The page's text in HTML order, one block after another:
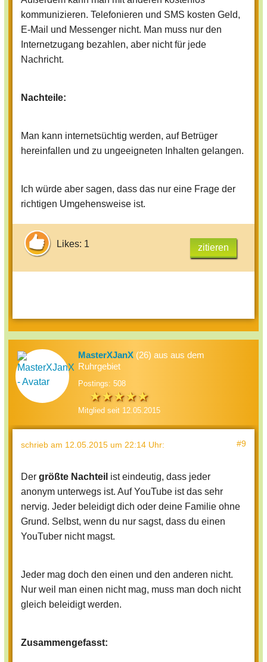
kommunizieren. Telefonieren und SMS kosten Geld,
E-Mail und Messenger nicht. Man muss nur den
Internetzugang bezahlen, aber nicht für jede
Nachricht.
Nachteile:
Man kann internetsüchtig werden, auf Betrüger
hereinfallen und zu ungeeigneten Inhalten gelangen.
Ich würde aber sagen, dass das nur eine Frage der
richtigen Umgehensweise ist.
Likes: 1 zitieren
MasterXJanX (26) aus aus dem
Ruhrgebiet
Postings: 508
Mitglied seit 12.05.2015
schrieb am 12.05.2015 um 22:14 Uhr: #9
Der größte Nachteil ist eindeutig, dass jeder
anonym unterwegs ist. Auf YouTube ist das sehr
nervig. Jeder beleidigt dich oder deine Familie ohne
Grund. Selbst, wenn du nur sagst, dass du einen
YouTuber nicht magst.
Jeder mag doch den einen und den anderen nicht.
Nur weil man einen nicht mag, muss man doch nicht
gleich beleidigt werden.
Zusammengefasst: